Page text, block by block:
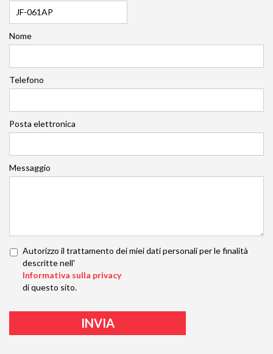
Nome
Telefono
Posta elettronica
Messaggio
Autorizzo il trattamento dei miei dati personali per le finalità
descritte nell'
Informativa sulla privacy
di questo sito.